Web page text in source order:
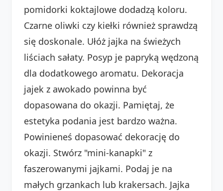
pomidorki koktajlowe dodadzą koloru.
Czarne oliwki czy kiełki również sprawdzą
się doskonale. Ułóż jajka na świeżych
liściach sałaty. Posyp je papryką wędzoną
dla dodatkowego aromatu. Dekoracja
jajek z awokado powinna być
dopasowana do okazji. Pamiętaj, że
estetyka podania jest bardzo ważna.
Powinieneś dopasować dekorację do
okazji. Stwórz "mini-kanapki" z
faszerowanymi jajkami. Podaj je na
małych grzankach lub krakersach. Jajka